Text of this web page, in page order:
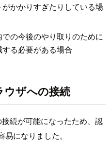
かかりすぎたりしている場
の今後のやり取りのために
る必要がある場合
ザへの接続
続が可能になったため、認
になりました。